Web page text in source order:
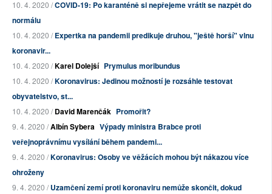
10. 4. 2020 /COVID-19: Po karanténě si nepřejeme vrátit se nazpět do
normálu
10. 4. 2020 /Expertka na pandemii predikuje druhou, "ještě horší" vlnu
koronavir...
10. 4. 2020 /Karel Dolejší Prymulus moribundus
10. 4. 2020 /Koronavirus: Jedinou možností je rozsáhle testovat
obyvatelstvo, st...
10. 4. 2020 /David Marenčák Promořit?
9. 4. 2020 /Albín Sybera Výpady ministra Brabce proti
veřejnoprávnímu vysílání během pandemi...
9. 4. 2020 /Koronavirus: Osoby ve věžácích mohou být nákazou více
ohroženy
9. 4. 2020 /Uzamčení zemí proti koronaviru nemůže skončit, dokud